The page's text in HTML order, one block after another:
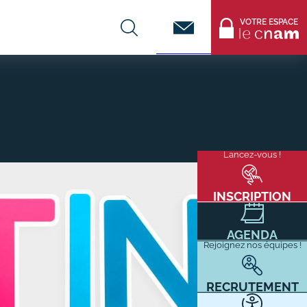
Menu
flottant
Lancez-vous !
INSCRIPTION
AGENDA
Rejoignez nos équipes !
RECRUTEMENT
VOTRE ESPACE
Accueillir un alternant ?
Taxe d'apprentissage
Infos enseignants
Être enseignant au Cnam
Liste des partenaires